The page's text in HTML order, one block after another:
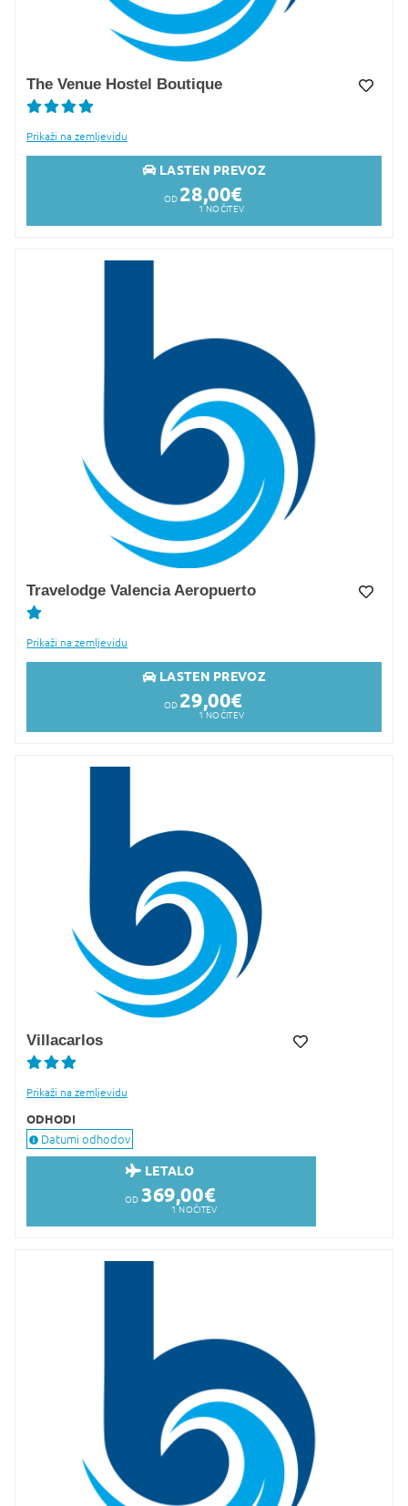
The Venue Hostel Boutique
Prikaži na zemljevidu
LASTEN PREVOZ
OD 28,00€
1 NOČITEV
Travelodge Valencia Aeropuerto
Prikaži na zemljevidu
LASTEN PREVOZ
OD 29,00€
1 NOČITEV
Villacarlos
Prikaži na zemljevidu
ODHODI
Datumi odhodov
LETALO
OD 369,00€
1 NOČITEV